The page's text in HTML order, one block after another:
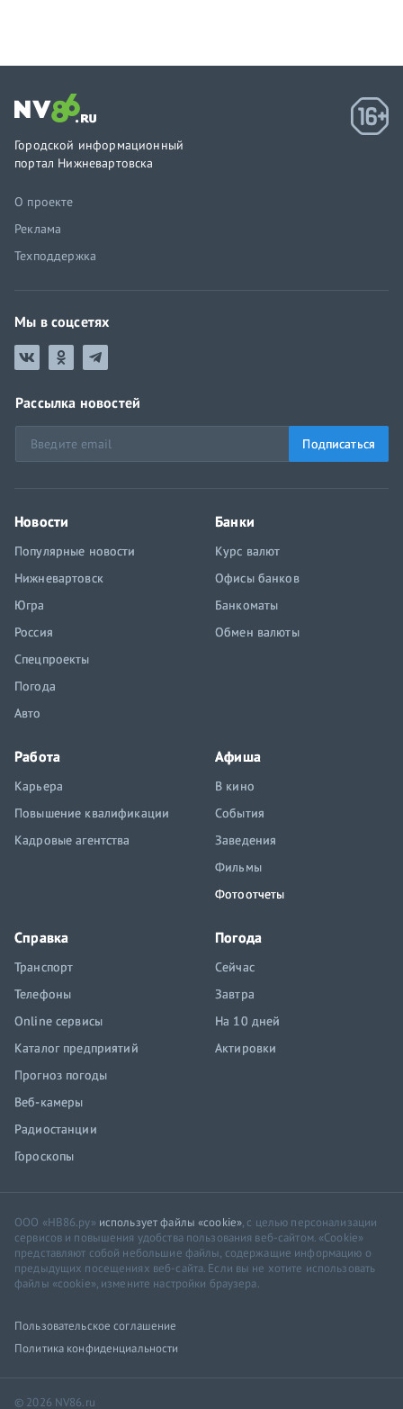
Городской информационный
портал Нижневартовска
О проекте
Реклама
Техподдержка
Мы в соцсетях
Рассылка новостей
Подписаться
Новости
Популярные новости
Нижневартовск
Югра
Россия
Спецпроекты
Погода
Авто
Банки
Курс валют
Офисы банков
Банкоматы
Обмен валюты
Работа
Карьера
Повышение квалификации
Кадровые агентства
Афиша
В кино
События
Заведения
Фильмы
Фотоотчеты
Справка
Транспорт
Телефоны
Online сервисы
Каталог предприятий
Прогноз погоды
Веб-камеры
Радиостанции
Гороскопы
Погода
Сейчас
Завтра
На 10 дней
Актировки
ООО «НВ86.ру» использует файлы «cookie», с целью персонализации
сервисов и повышения удобства пользования веб-сайтом. «Cookie»
представляют собой небольшие файлы, содержащие информацию о
предыдущих посещениях веб-сайта. Если вы не хотите использовать
файлы «cookie», измените настройки браузера.
Пользовательское соглашение
Политика конфиденциальности
© 2026 NV86.ru